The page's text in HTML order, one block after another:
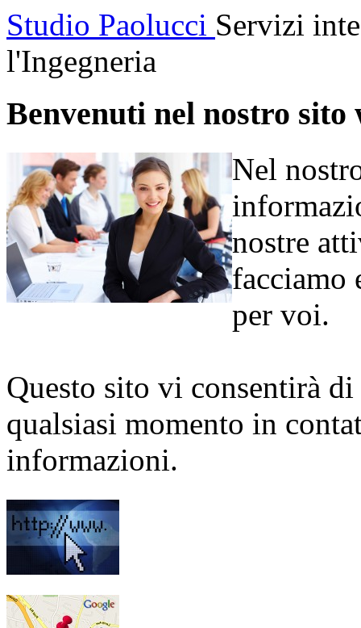
Studio Paolucci Servizi
l'Ingegneria
Benvenuti nel nostro sito
Nel
nostre
facciamo
per voi.
Questo sito vi consentirà
qualsiasi momento in
informazioni.